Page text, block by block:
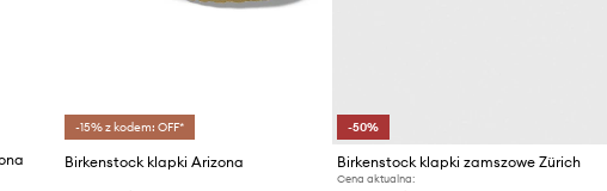
-15% z kodem: OFF*
Birkenstock klapki Arizona
-50%
Birkenstock klapki zamszowe Zürich
Cena aktualna: